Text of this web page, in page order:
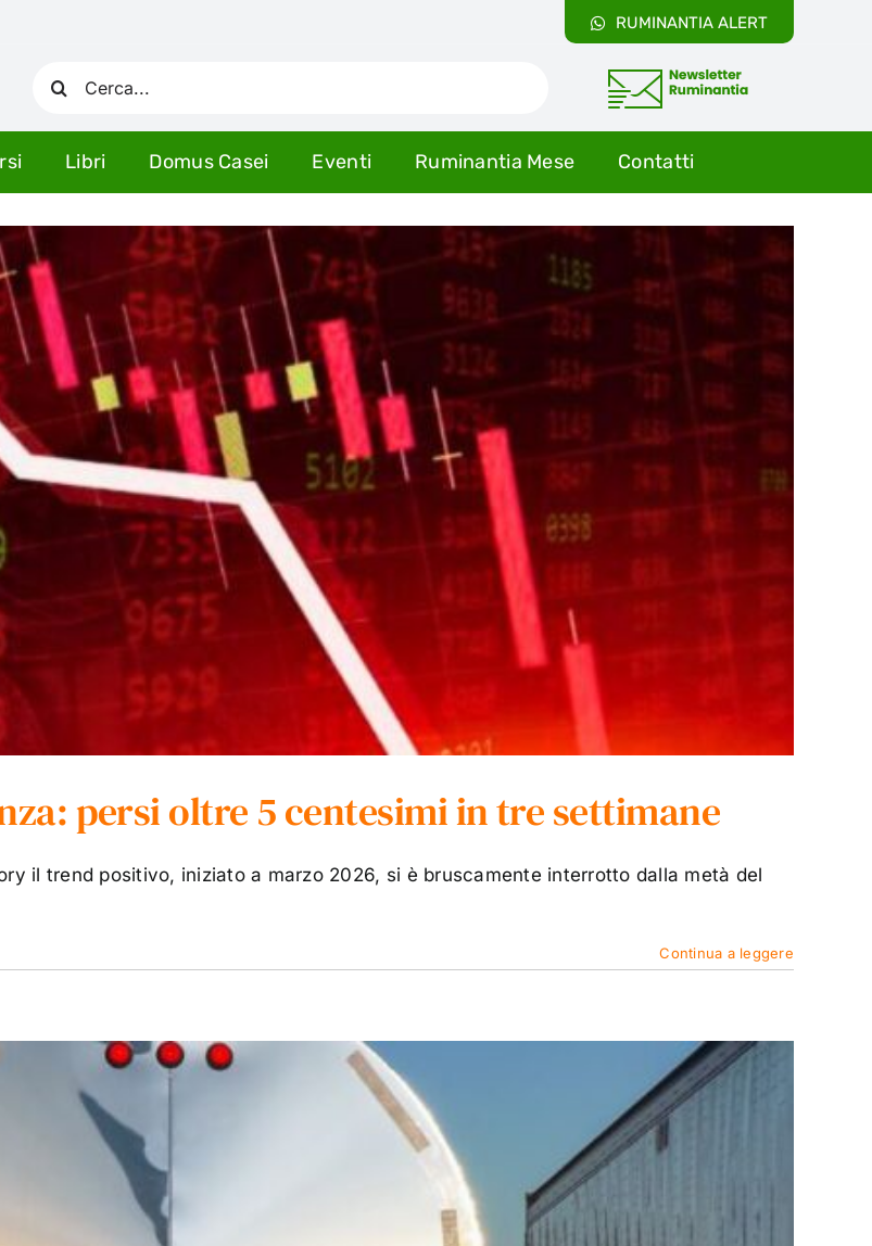
RUMINANTIA ALERT
per:
Libri Domus Casei Eventi Ruminantia Mese Contatti
persi oltre 5 centesimi in tre settimane
il trend positivo, iniziato a marzo 2026, si è bruscamente interrotto dalla metà del
Continua a leggere